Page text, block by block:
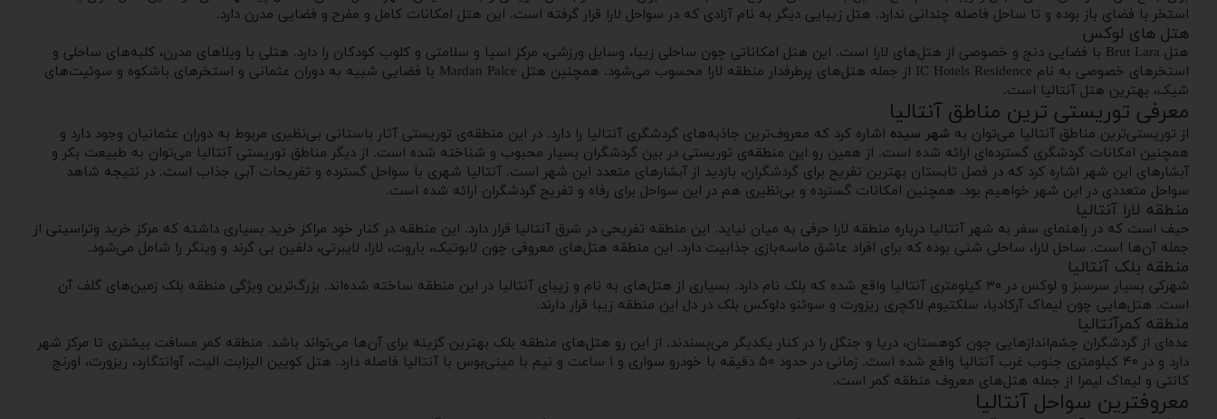
استخر با فضای باز بوده و تا ساحل فاصله چندانی ندارد. هتل زیبایی دیگر به نام آزادی که در سواحل لارا قرار گرفته است. این هتل امکانات کامل و مفرح و فضایی مدرن دارد.
هتل‌ های لوکس
هتل Brut Lara با فضایی دنج و خصوصی از هتل‌های لارا است. این هتل امکاناتی چون ساحلی زیبا، وسایل ورزشی، مرکز اسپا و سلامتی و کلوب کودکان را دارد. هتلی با ویلاهای مدرن، کلبه‌های ساحلی و
استخرهای خصوصی به نام IC Hotels Residence از جمله هتل‌های پرطرفدار منطقه لارا محسوب می‌شود. همچنین هتل Mardan Palce با فضایی شبیه به دوران عثمانی و استخرهای باشکوه و سوئیت‌های
شیک، بهترین هتل آنتالیا است.
معرفی توریستی ترین مناطق آنتالیا
از توریستی‌ترین مناطق آنتالیا می‌توان به شهر سیده اشاره کرد که معروف‌ترین جاذبه‌های گردشگری آنتالیا را دارد. در این منطقه‌ی توریستی آثار باستانی بی‌نظیری مربوط به دوران عثمانیان وجود دارد و
همچنین امکانات گردشگری گسترده‌ای ارائه شده است. از همین رو این منطقه‌ی توریستی در بین گردشگران بسیار محبوب و شناخته شده است. از دیگر مناطق توریستی آنتالیا می‌توان به طبیعت بکر و
آبشارهای این شهر اشاره کرد که در فصل تابستان بهترین تفریح برای گردشگران، بازدید از آبشارهای متعدد این شهر است. آنتالیا شهری با سواحل گسترده و تفریحات آبی جذاب است. در نتیجه شاهد
سواحل متعددی در این شهر خواهیم بود. همچنین امکانات گسترده و بی‌نظیری هم در این سواحل برای رفاه و تفریح گردشگران ارائه شده است.
منطقه لارا آنتالیا
حیف است که در راهنمای سفر به شهر آنتالیا درباره منطقه لارا حرفی به میان نیاید. این منطقه تفریحی در شرق آنتالیا قرار دارد. این منطقه در کنار خود مراکز خرید بسیاری داشته که مرکز خرید وتراسیتی از
جمله آن‌ها است. ساحل لارا، ساحلی شنی بوده که برای افراد عاشق ماسه‌بازی جذابیت دارد. این منطقه هتل‌های معروفی چون لابوتیک، باروت، لارا، لایبرتی، دلفین بی گرند و وینگر را شامل می‌شود.
منطقه بلک آنتالیا
شهرکی بسیار سرسبز و لوکس در ۳۰ کیلومتری آنتالیا واقع شده که بلک نام دارد. بسیاری از هتل‌های به نام و زیبای آنتالیا در این منطقه ساخته شده‌اند. بزرگ‌ترین ویژگی منطقه بلک زمین‌های گلف آن
است. هتل‌هایی چون لیماک آرکادیا، سلکتیوم لاکچری ریزورت و سوئنو دلوکس بلک در دل این منطقه زیبا قرار دارند.
منطقه کمرآنتالیا
عده‌ای از گردشگران چشم‌اندازهایی چون کوهستان، دریا و جنگل را در کنار یکدیگر می‌پسندند. از این رو هتل‌های منطقه بلک بهترین گزینه برای آن‌ها می‌تواند باشد. منطقه کمر مسافت بیشتری تا مرکز شهر
دارد و در ۴۰ کیلومتری جنوب غرب آنتالیا واقع شده است. زمانی در حدود ۵۰ دقیقه با خودرو سواری و ۱ ساعت و نیم با مینی‌بوس با آنتالیا فاصله دارد. هتل کویین الیزابت الیت، آوانتگارد، ریزورت، اورنج
کانتی و لیماک لیمرا از جمله هتل‌های معروف منطقه کمر است.
معروفترین سواحل آنتالیا